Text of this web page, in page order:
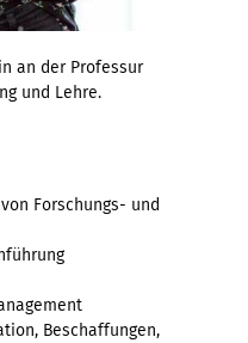
an der Professur
und Lehre.
Forschungs- und
Beschaffungen,